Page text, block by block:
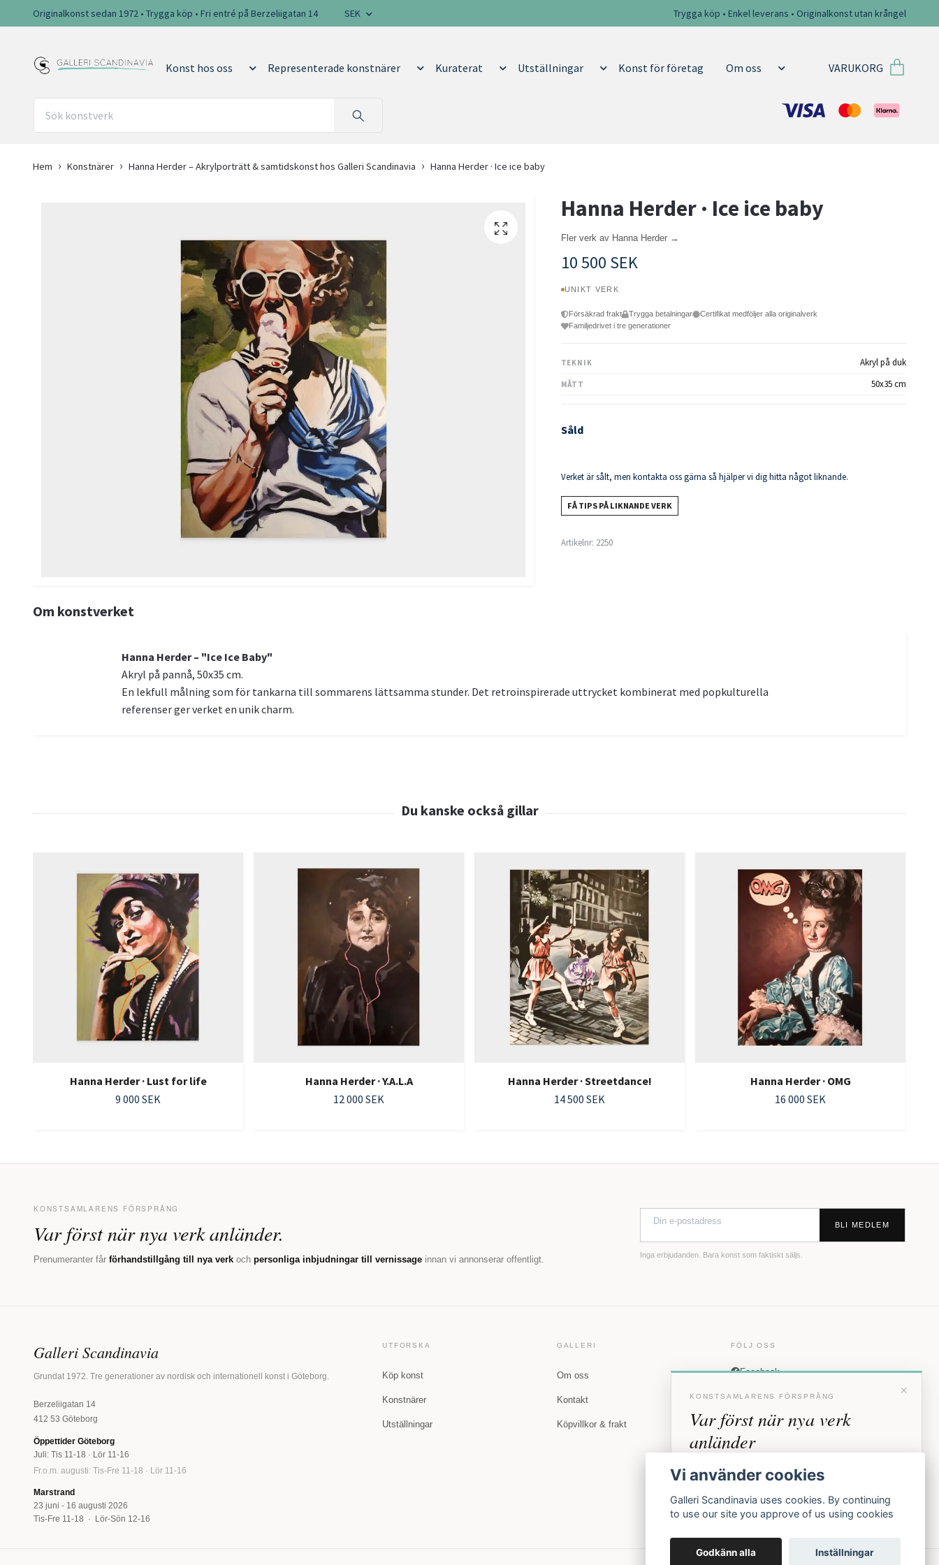
Originalkonst sedan 1972 • Trygga köp • Fri entré på Berzeliigatan 14 SEK Trygga köp • Enkel leverans • Originalkonst utan krångel
Konst hos oss Representerade konstnärer Kuraterat Utställningar Konst för företag Om oss VARUKORG
Hem Konstnärer Hanna Herder – Akrylporträtt & samtidskonst hos Galleri Scandinavia Hanna Herder · Ice ice baby
Hanna Herder · Ice ice baby
Fler verk av Hanna Herder →
10 500 SEK
UNIKT VERK
Försäkrad frakt Trygga betalningar
Certifikat medföljer alla originalverk
Familjedrivet i tre generationer
TEKNIK Akryl på duk
MÅTT 50x35 cm
Såld
Verket är sålt, men kontakta oss gärna så hjälper vi dig hitta något liknande.
FÅ TIPS PÅ LIKNANDE VERK
Artikelnr: 2250
Om konstverket
Hanna Herder – "Ice Ice Baby"
Akryl på pannå, 50x35 cm.
En lekfull målning som för tankarna till sommarens lättsamma stunder. Det retroinspirerade uttrycket kombinerat med popkulturella
referenser ger verket en unik charm.
Hanna Herder · Lust for life
9 000 SEK
Hanna Herder · Y.A.L.A
12 000 SEK
Hanna Herder · Streetdance!
14 500 SEK
Hanna Herder · OMG
16 000 SEK
KONSTSAMLARENS FÖRSPRÅNG
Var först när nya verk anländer.
Prenumeranter får förhandstillgång till nya verk och personliga inbjudningar till vernissage innan vi annonserar offentligt.
BLI MEDLEM
Inga erbjudanden. Bara konst som faktiskt säljs.
Galleri Scandinavia
Grundat 1972. Tre generationer av nordisk och internationell konst i Göteborg.
Berzeliigatan 14
412 53 Göteborg
Öppettider Göteborg
Juli: Tis 11-18 · Lör 11-16
Fr.o.m. augusti: Tis-Fre 11-18 · Lör 11-16
Marstrand
23 juni - 16 augusti 2026
Tis-Fre 11-18 · Lör-Sön 12-16
UTFORSKA
Köp konst
Konstnärer
Utställningar
GALLERI
Om oss
Kontakt
Köpvillkor & frakt
FÖLJ OSS
Facebook
×
KONSTSAMLARENS FÖRSPRÅNG
Var först när nya verk
anländer
Förhandstillgång till nya verk och personliga
inbjudningar till vernissage, innan vi annonserar
offentligt.
Vi använder cookies
Galleri Scandinavia uses cookies. By continuing
to use our site you approve of us using cookies
Godkänn alla Inställningar